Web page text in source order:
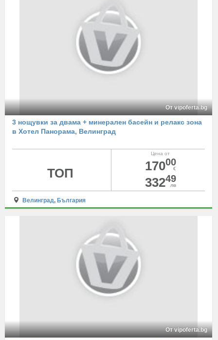
От vipoferta.bg
3 нощувки за двама + минерален басейн и релакс зона
в Хотел Панорама, Велинград
Цена от
17000
€
33249
лв
ТОП
Велинград, България
От vipoferta.bg